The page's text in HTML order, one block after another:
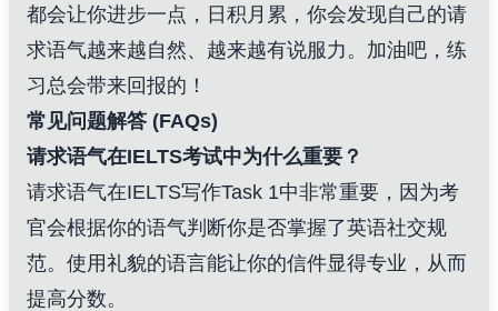
都会让你进步一点，日积月累，你会发现自己的请
求语气越来越自然、越来越有说服力。加油吧，练
习总会带来回报的！
常见问题解答 (FAQs)
请求语气在IELTS考试中为什么重要？
请求语气在IELTS写作Task 1中非常重要，因为考
官会根据你的语气判断你是否掌握了英语社交规
范。使用礼貌的语言能让你的信件显得专业，从而
提高分数。